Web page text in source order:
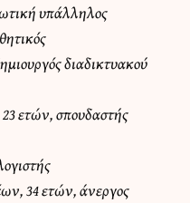
υπάλληλος
διαδικτυακού
ετών, σπουδαστής
34 ετών, άνεργος